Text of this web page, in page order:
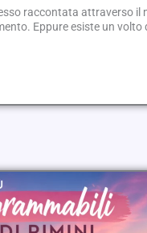
raccontata attraverso il
Eppure esiste un volto